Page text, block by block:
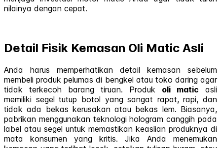
nilainya dengan cepat.
Detail Fisik Kemasan Oli Matic Asli
Anda harus memperhatikan detail kemasan sebelum
membeli produk pelumas di bengkel atau toko daring agar
tidak terkecoh barang tiruan. Produk oli matic asli
memiliki segel tutup botol yang sangat rapat, rapi, dan
tidak ada bekas kerusakan atau bekas lem. Biasanya,
pabrikan menggunakan teknologi hologram canggih pada
label atau segel untuk memastikan keaslian produknya di
mata konsumen yang kritis. Jika Anda menemukan